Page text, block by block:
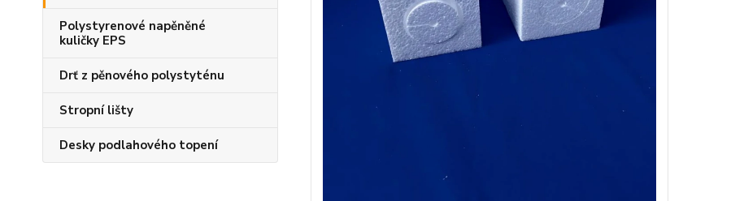
Polystyrenové napěněné
kuličky EPS
Drť z pěnového polystyténu
Stropní lišty
Desky podlahového topení